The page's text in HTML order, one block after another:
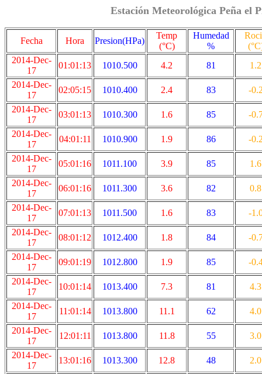
Estación Meteorológica Peña el
Fecha Hora Presion(HPa)
Temp
(°C)
Humedad
%
2014-Dec-
17
01:01:13 1010.500 4.2 81
1.2
2014-Dec-
17
02:05:15 1010.400 2.4 83
-
2014-Dec-
17
03:01:13 1010.300 1.6 85
-
2014-Dec-
17
04:01:11 1010.900 1.9 86
-
2014-Dec-
17
05:01:16 1011.100 3.9 85
1.6
2014-Dec-
17
06:01:16 1011.300 3.6 82
0.8
2014-Dec-
17
07:01:13 1011.500 1.6 83
-
2014-Dec-
17
08:01:12 1012.400 1.8 84
-
2014-Dec-
17
09:01:19 1012.800 1.9 85
-
2014-Dec-
17
10:01:14 1013.400 7.3 81
4.3
2014-Dec-
17
11:01:14 1013.800 11.1 62
4.0
2014-Dec-
17
12:01:11 1013.800 11.8 55
3.0
2014-Dec-
17
13:01:16 1013.300 12.8 48
2.0